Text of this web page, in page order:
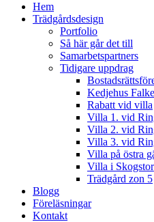
Hem
Trädgårdsdesign
Portfolio
Så här går det till
Samarbetspartners
Tidigare uppdrag
Kedjehus
Rabatt vid villa
Villa 1. vid
Villa 2. vid
Villa 3. vid
Villa på östra
Villa i
Trädgård zon 5
Blogg
Föreläsningar
Kontakt